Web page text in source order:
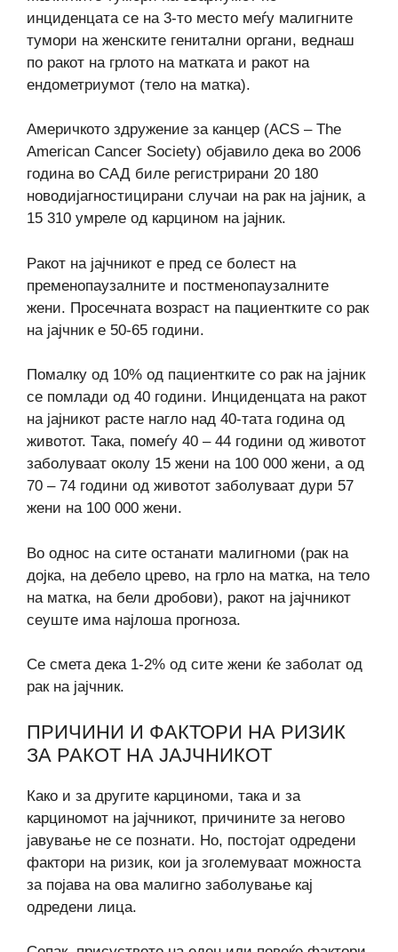
инциденцата се на 3-то место меѓу малигните
тумори на женските генитaлни органи, веднаш
по ракот на грлото на матката и ракот на
ендометриумот (тело на матка).
Америчкото здружение за канцер (ACS – The
American Cancer Society) објавило дека во 2006
година во САД биле регистрирани 20 180
новодијагностицирани случаи на рак на јајник, а
15 310 умреле од карцином на јајник.
Рaкот на јајчникот е пред се болест на
пременопаузалните и постменопаузалните
жени. Просечната возраст на пациентките со рак
на јајчник е 50-65 години.
Помалку од 10% од пациентките со рак на јајник
се помлади од 40 години. Инциденцата на ракот
на јајникот расте нагло над 40-тата година од
животот. Така, помеѓу 40 – 44 години од животот
заболуваат околу 15 жени на 100 000 жени, а од
70 – 74 години од животот заболуваат дури 57
жени на 100 000 жени.
Во однос на сите останати малигноми (рак на
дојка, на дебело црево, на грло на матка, на тело
на матка, на бели дробови), ракот на јајчникот
сеуште има најлоша прогноза.
Се смета дека 1-2% од сите жени ќе заболат од
рак на јајчник.
ПРИЧИНИ И ФАКТОРИ НА РИЗИК
ЗА РАКОТ НА ЈАЈЧНИКОТ
Како и за другите карциноми, така и за
карциномот на јајчникот, причините за негово
јавување не се познати. Но, постојат одредени
фактори на ризик, кои ја зголемуваат можноста
за појава на ова малигно заболување кај
одредени лица.